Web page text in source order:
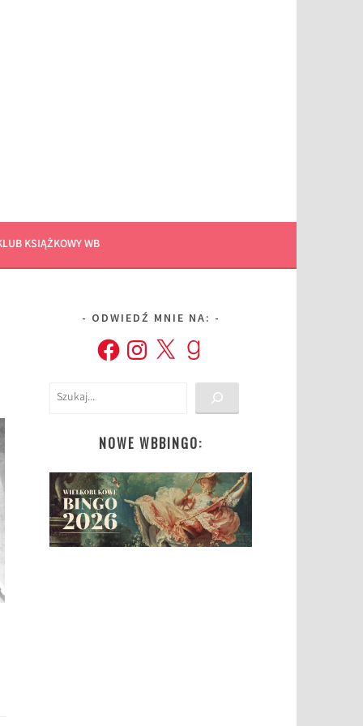
KSIĄŻKOWY WB
ODWIEDŹ MNIE NA:
FacebookInstagram
X Goodreads
Szukaj
NOWE WBBINGO: